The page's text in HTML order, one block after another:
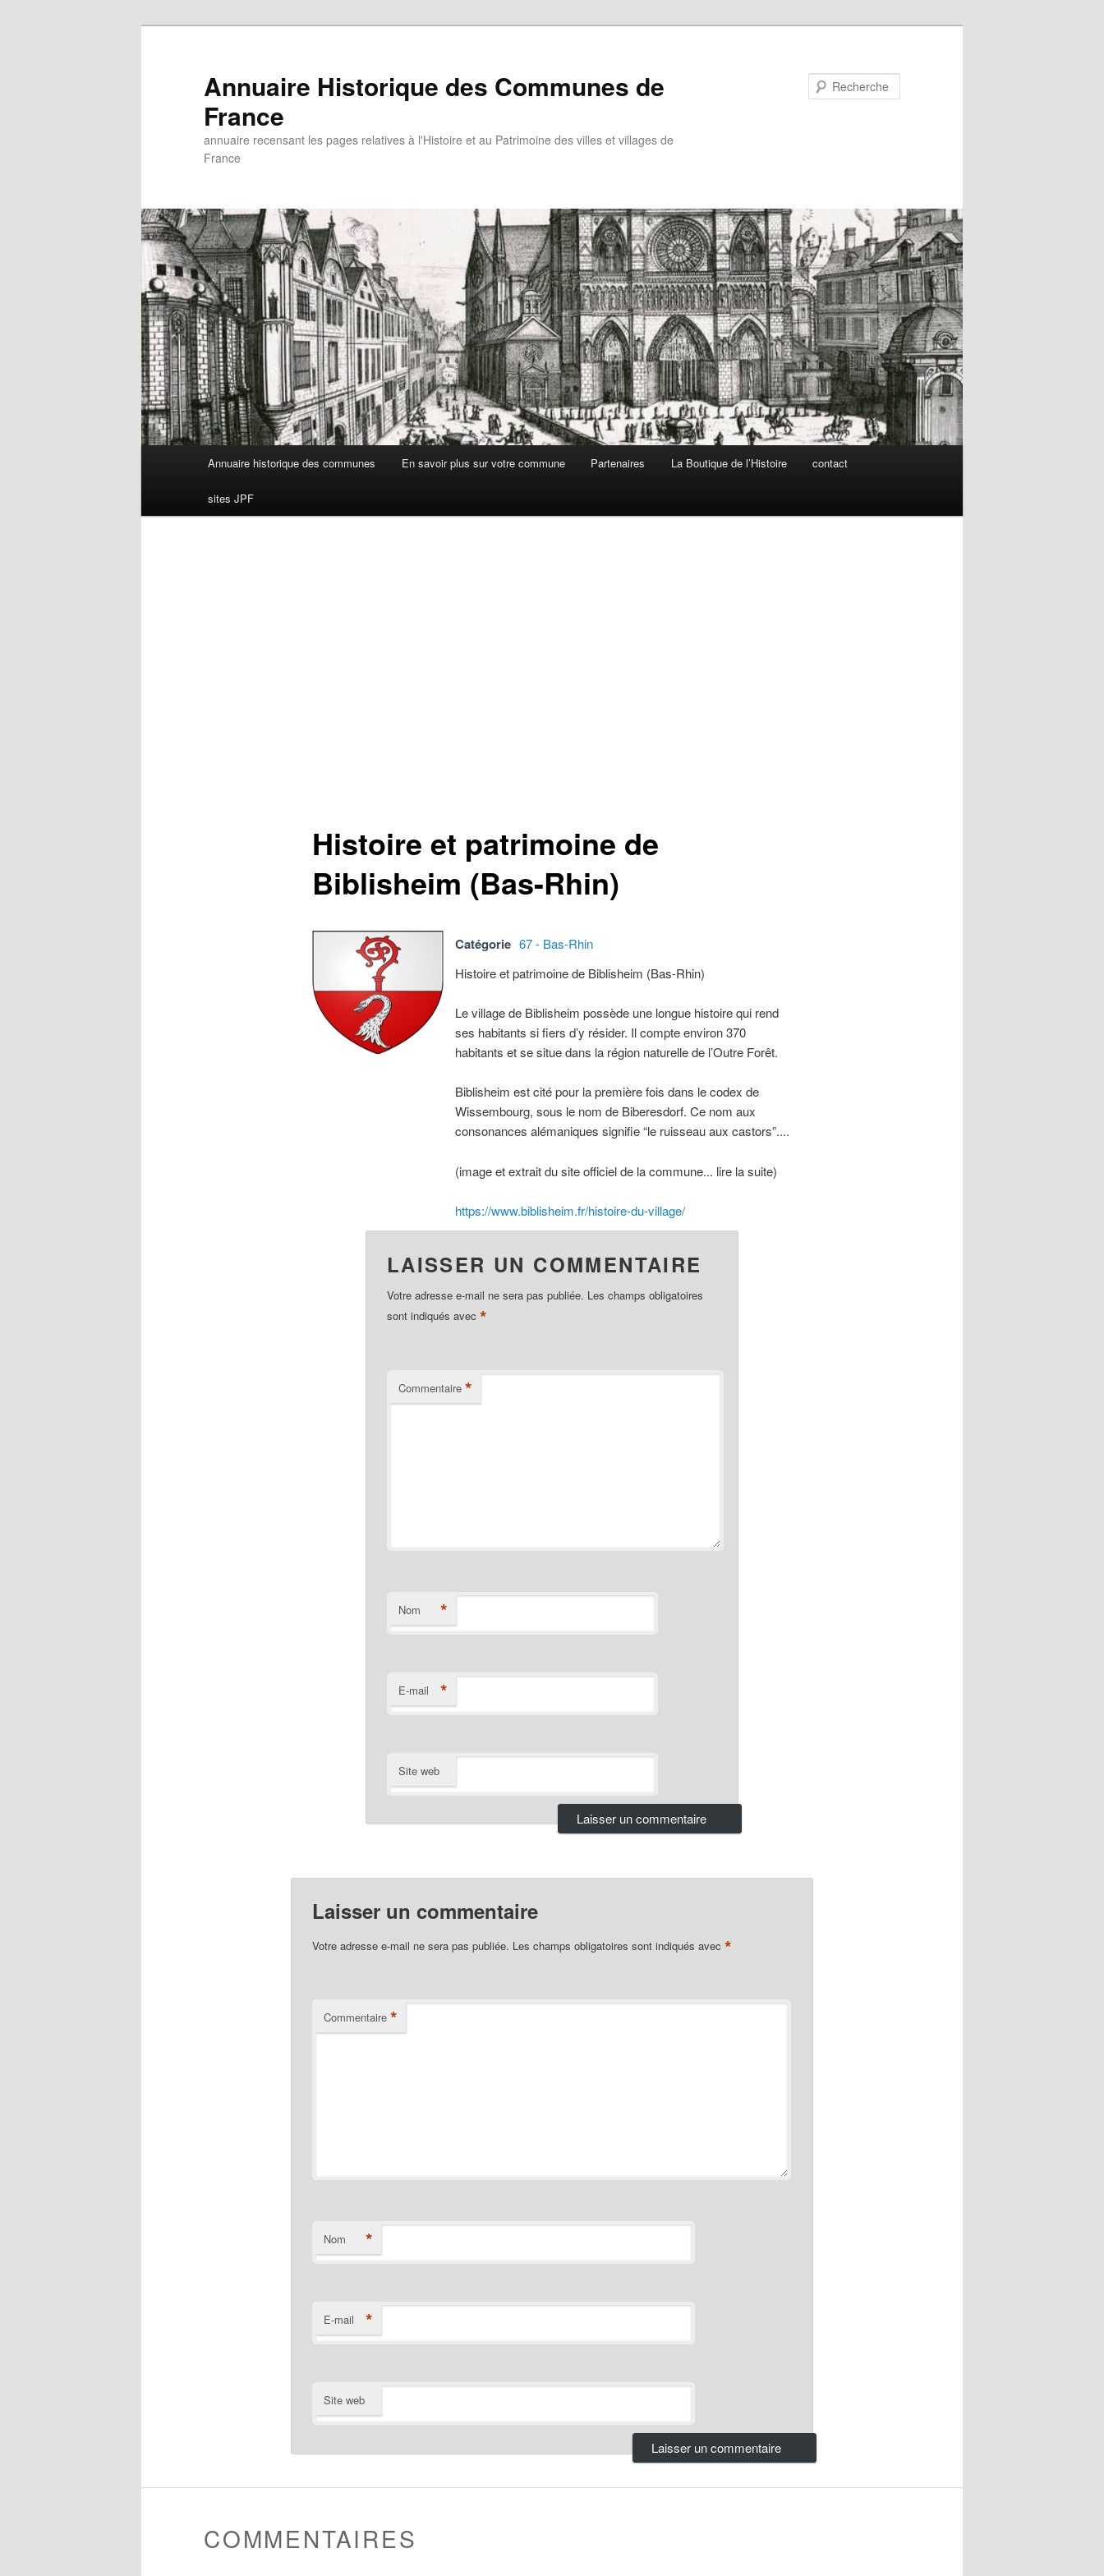
Annuaire Historique des Communes de
France
annuaire recensant les pages relatives à l'Histoire et au Patrimoine des villes et villages de
France
principal
Annuaire historique des communes En savoir plus sur votre commune Partenaires La Boutique de l’Histoire contact
sites JPF
Histoire et patrimoine de
Biblisheim (Bas-Rhin)
Catégorie 67 - Bas-Rhin
Histoire et patrimoine de Biblisheim (Bas-Rhin)
Le village de Biblisheim possède une longue histoire qui rend
ses habitants si fiers d’y résider. Il compte environ 370
habitants et se situe dans la région naturelle de l’Outre Forêt.
Biblisheim est cité pour la première fois dans le codex de
Wissembourg, sous le nom de Biberesdorf. Ce nom aux
consonances alémaniques signifie “le ruisseau aux castors”....
(image et extrait du site officiel de la commune... lire la suite)
https://www.biblisheim.fr/histoire-du-village/
LAISSER UN COMMENTAIRE
Votre adresse e-mail ne sera pas publiée. Les champs obligatoires
sont indiqués avec *
Commentaire *
Nom *
E-mail *
Site web
Laisser un commentaire
Votre adresse e-mail ne sera pas publiée. Les champs obligatoires sont indiqués avec *
Commentaire *
Nom *
E-mail *
Site web
COMMENTAIRES